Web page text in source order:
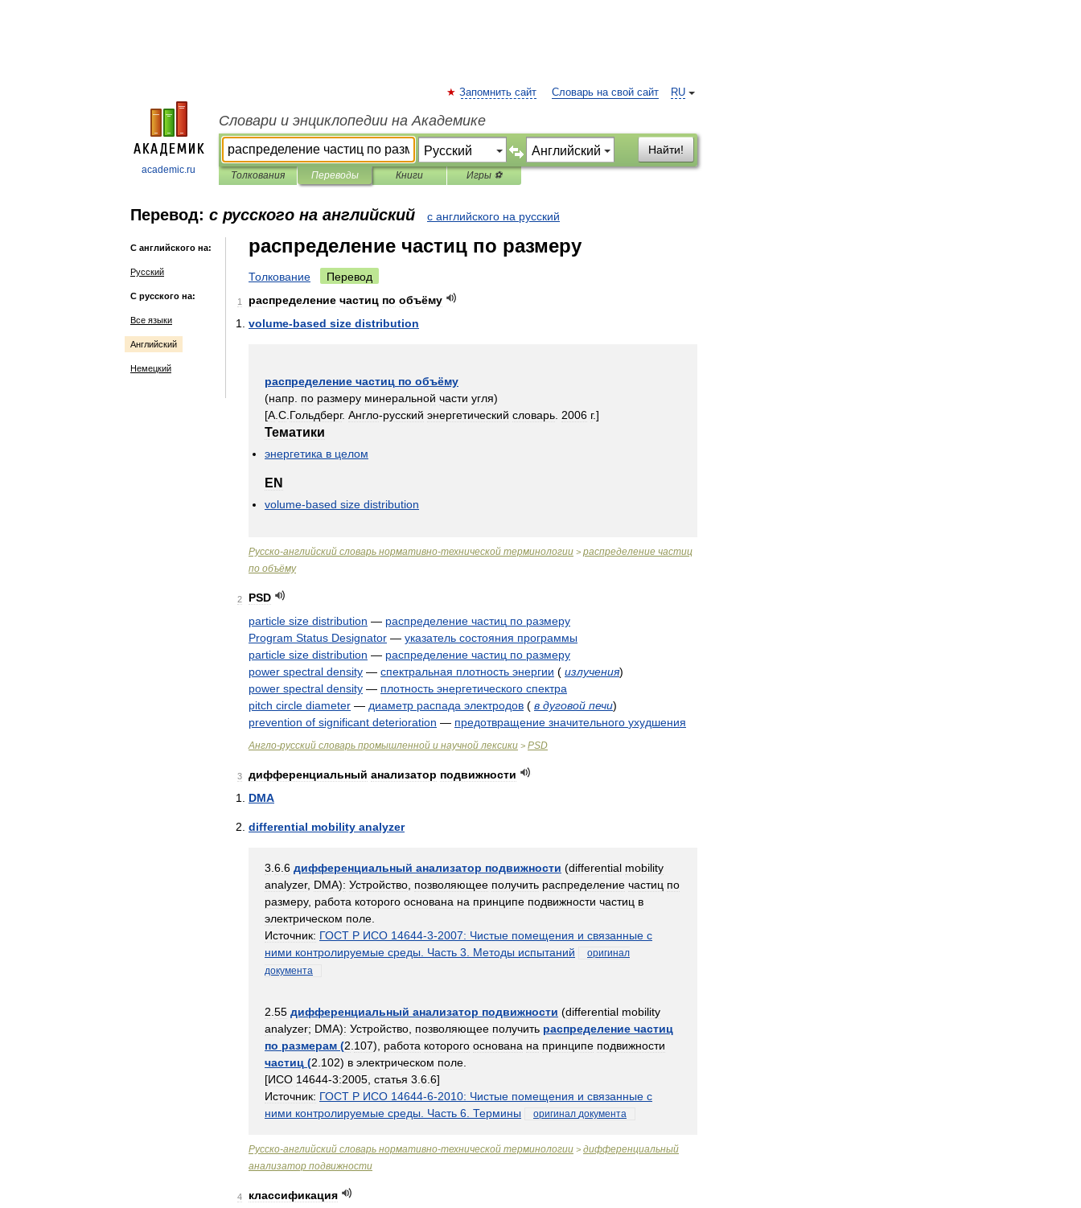
academic.ru
RU
Запомнить сайт Словарь на свой сайт
Словари и энциклопедии на Академике
Найти!
Толкования Переводы Книги Игры ⚽
Перевод: с русского на английский с английского на русский
С английского на:
Русский
С русского на:
Все языки
Английский
Немецкий
распределение частиц по размеру
Толкование Перевод
1 распределение частиц по объёму
volume-based size distribution
распределение частиц по объёму
(напр по размеру минеральной части угля)
[А С Гольдберг. Англо-русский энергетический словарь 2006 г.]
Тематики
энергетика в целом
EN
volume-based size distribution
Русско-английский словарь нормативно-технической терминологии > распределение частиц
по объёму
2
PSD
particle size distribution — распределение частиц по размеру
Program Status Designator — указатель состояния программы
particle size distribution — распределение частиц по размеру
power spectral density — спектральная плотность энергии ( излучения)
power spectral density — плотность энергетического спектра
pitch circle diameter — диаметр распада электродов ( в дуговой печи)
prevention of significant deterioration — предотвращение значительного ухудшения
Англо-русский словарь промышленной и научной лексики > PSD
3 дифференциальный анализатор подвижности
DMA
differential mobility analyzer
3 6 6 дифференциальный анализатор подвижности (differential mobility
analyzer, DMA): Устройство позволяющее получить распределение частиц по
размеру, работа которого основана на принципе подвижности частиц в
электрическом поле
Источник: ГОСТ Р ИСО 14644-3-2007: Чистые помещения и связанные с
ними контролируемые среды Часть 3 Методы испытаний
оригинал
документа
2 55 дифференциальный анализатор подвижности (differential mobility
analyzer; DMA): Устройство позволяющее получить распределение частиц
по размерам (2 107), работа которого основана на принципе подвижности
частиц (2 102) в электрическом поле
[ИСО 14644-3:2005 статья 3 6 6]
Источник: ГОСТ Р ИСО 14644-6-2010: Чистые помещения и связанные с
ними контролируемые среды Часть 6 Термины оригинал документа
Русско-английский словарь нормативно-технической терминологии > дифференциальный
анализатор подвижности
4
классификация